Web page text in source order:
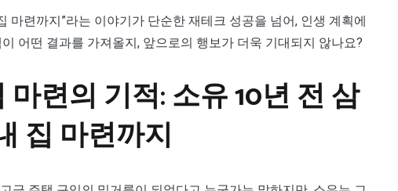
마련까지”라는 이야기가 단순한 재테크 성공을 넘어, 인생 계획에
어떤 결과를 가져올지, 앞으로의 행보가 더욱 기대되지 않나요?
련의 기적: 소유 10년 전 삼
집 마련까지